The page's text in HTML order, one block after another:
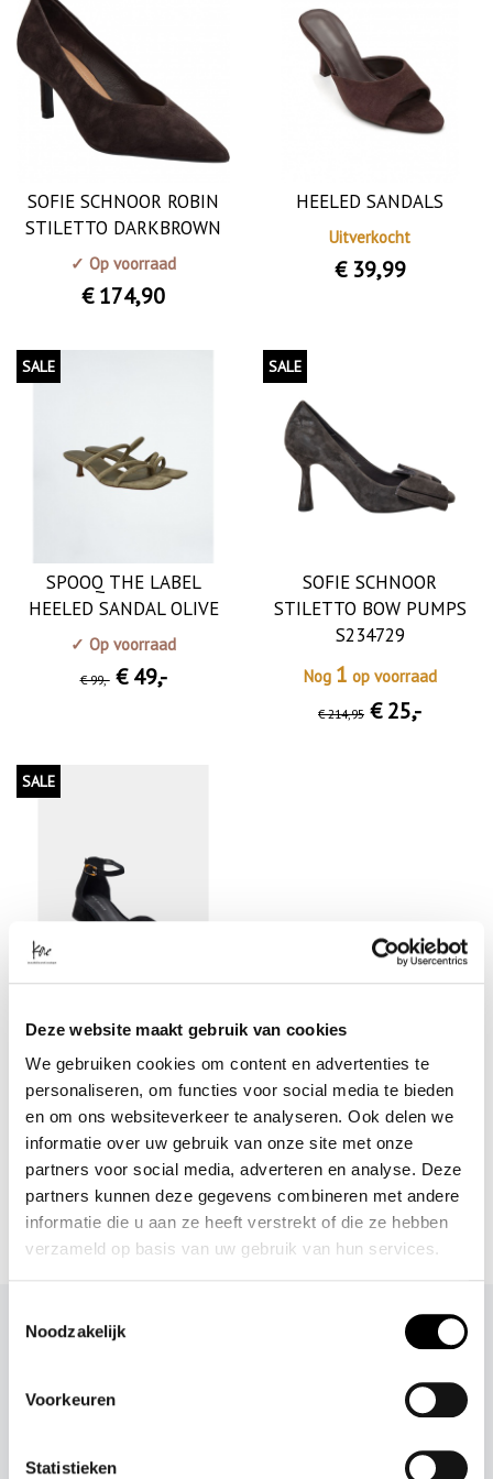
Deze website maakt gebruik van cookies
We gebruiken cookies om content en advertenties te
personaliseren, om functies voor social media te bieden
en om ons websiteverkeer te analyseren. Ook delen we
informatie over uw gebruik van onze site met onze
partners voor social media, adverteren en analyse. Deze
partners kunnen deze gegevens combineren met andere
informatie die u aan ze heeft verstrekt of die ze hebben
verzameld op basis van uw gebruik van hun services.
Noodzakelijk
Voorkeuren
Statistieken
SOFIE SCHNOOR ROBIN
STILETTO DARKBROWN
✓ Op voorraad
€ 174,90
HEELED SANDALS
Uitverkocht
€ 39,99
SALE
SPOOQ THE LABEL
HEELED SANDAL OLIVE
✓ Op voorraad
€ 99,-€ 49,-
SALE
SOFIE SCHNOOR
STILETTO BOW PUMPS
S234729
Nog 1 op voorraad
€ 214,95 € 25,-
SALE
S23172439
Nog1op voorraad
€ 25,-
Home Accessoires Pumps
DIT ZEGGEN KAE'S